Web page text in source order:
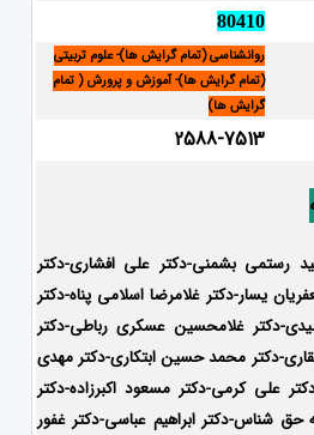
80410
روانشناسی (تمام گرایش ها)- علوم تربیتی
(تمام گرایش ها)- آموزش و پرورش ( تمام
گرایش ها)
2588-7513
رستمی بشمنی-دکتر علی افشاری-دکتر
یسار-دکتر غلامرضا اسلامی پناه-دکتر
دکتر غلامحسین عسکری رباطی-دکتر
دکتر محمد حسین ابتکاری-دکتر مهدی
علی کرمی-دکتر مسعود اکبرزاده-دکتر
حق شناس-دکتر ابراهیم عباسی-دکتر غفور